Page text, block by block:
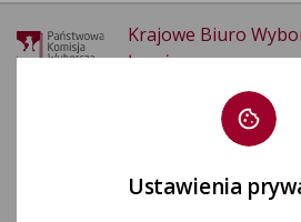
Krajowe Biuro
Łomży
Ustawienia